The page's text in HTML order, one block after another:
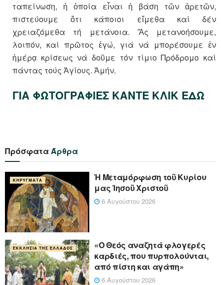
ταπείνωση, ἡ ὁποία εἶναι ἡ βάση τῶν ἀρετῶν,
πιστεύουμε ὅτι κάποιοι εἴμεθα καί δέν
χρειαζόμεθα τή μετάνοια. Ἄς μετανοήσουμε,
λοιπόν, καί πρῶτος ἐγώ, γιά νά μπορέσουμε ἐν
ἡμέρᾳ κρίσεως νά δοῦμε τόν τίμιο Πρόδρομο καί
πάντας τούς Ἁγίους. Ἀμήν.
ΓΙΑ ΦΩΤΟΓΡΑΦΙΕΣ ΚΑΝΤΕ ΚΛΙΚ ΕΔΩ
ΠρόσφαταΆρθρα
ΚΗΡΎΓΜΑΤΑ
Ἡ Μεταμόρφωση τοῦ Κυρίου
μας Ἰησοῦ Χριστοῦ
6 Αυγούστου 2026
ΕΚΚΛΗΣΊΑ ΤΗΣ ΕΛΛΆΔΟΣ
«Ο Θεός αναζητά φλογερές
καρδιές, που πυρπολούνται,
από πίστη και αγάπη»
6 Αυγούστου 2026